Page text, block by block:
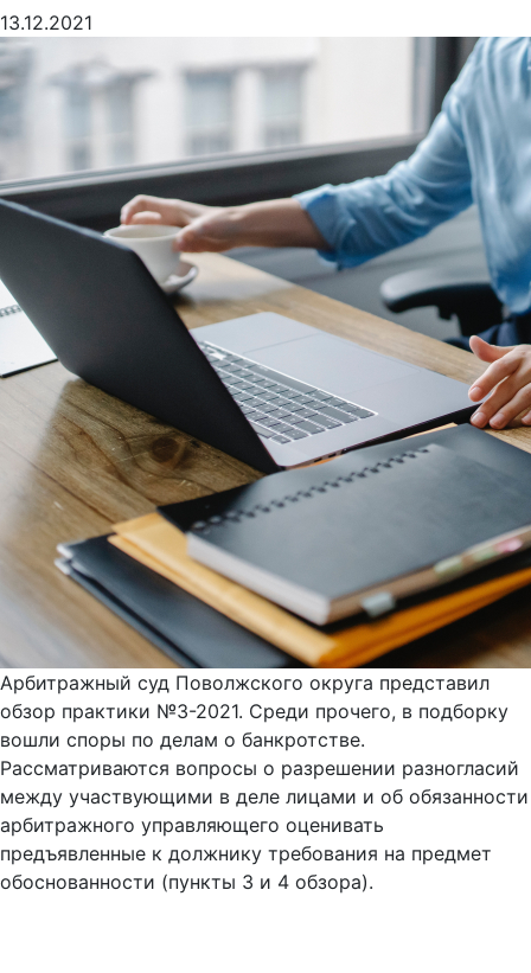
13.12.2021
Арбитражный суд Поволжского округа представил
обзор практики №3-2021. Среди прочего, в подборку
вошли споры по делам о банкротстве.
Рассматриваются вопросы о разрешении разногласий
между участвующими в деле лицами и об обязанности
арбитражного управляющего оценивать
предъявленные к должнику требования на предмет
обоснованности (пункты 3 и 4 обзора).